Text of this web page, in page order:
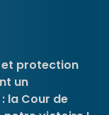
et protection
un
la Cour de